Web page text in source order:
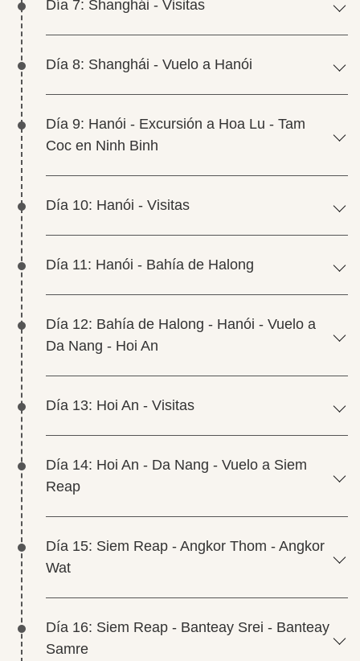
Día 7: Shanghái - Visitas
Día 8: Shanghái - Vuelo a Hanói
Día 9: Hanói - Excursión a Hoa Lu - Tam
Coc en Ninh Binh
Día 10: Hanói - Visitas
Día 11: Hanói - Bahía de Halong
Día 12: Bahía de Halong - Hanói - Vuelo a
Da Nang - Hoi An
Día 13: Hoi An - Visitas
Día 14: Hoi An - Da Nang - Vuelo a Siem
Reap
Día 15: Siem Reap - Angkor Thom - Angkor
Wat
Día 16: Siem Reap - Banteay Srei - Banteay
Samre